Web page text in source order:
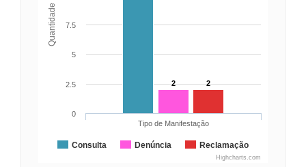
Quantidade
2 2
Consulta Denúncia Reclamação
Tipo de Manifestação
0
2.5
5
7.5
Highcharts.com